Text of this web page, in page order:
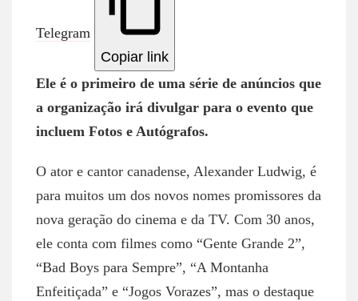
Telegram
Copiar link
Ele é o primeiro de uma série de anúncios que
a organização irá divulgar para o evento que
incluem Fotos e Autógrafos.
O ator e cantor canadense, Alexander Ludwig, é
para muitos um dos novos nomes promissores da
nova geração do cinema e da TV. Com 30 anos,
ele conta com filmes como “Gente Grande 2”,
“Bad Boys para Sempre”, “A Montanha
Enfeitiçada” e “Jogos Vorazes”, mas o destaque